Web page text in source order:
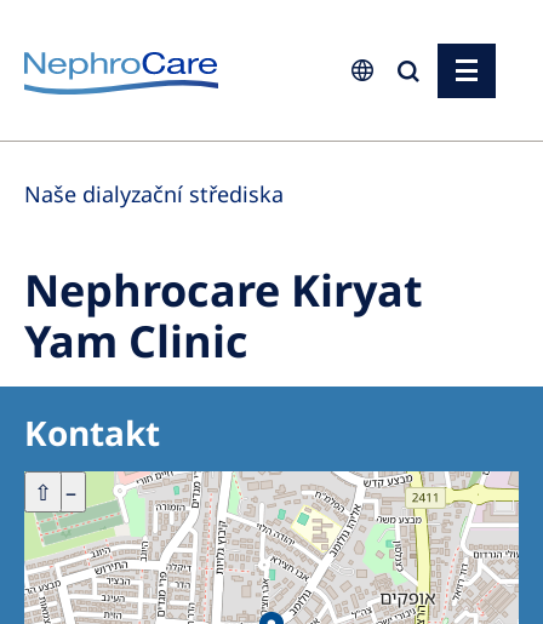
Europe
Czech Republic
Germany
Israel
Netherlands
Poland
Portugal
Romania
Russia
Naše dialyzační střediska
Nephrocare Kiryat
Yam Clinic
Kontakt
+ –
⇧